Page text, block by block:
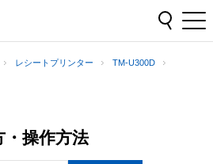
レシートプリンター
TM-U300D
・操作方法